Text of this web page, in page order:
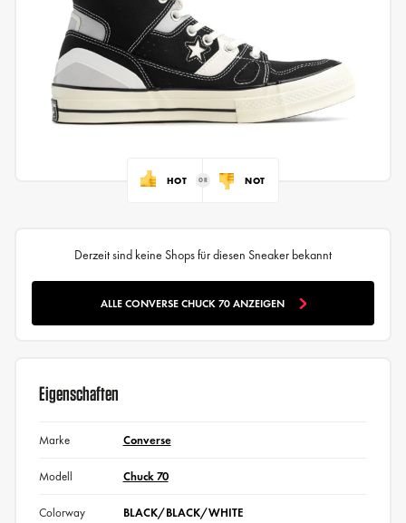
HOT NOT
Derzeit sind keine Shops für diesen Sneaker bekannt
ALLE CONVERSE CHUCK 70 ANZEIGEN
Eigenschaften
Marke Converse
Modell Chuck 70
Colorway BLACK/BLACK/WHITE